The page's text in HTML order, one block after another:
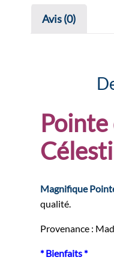
Avis (0)
Pointe
Magnifique
qualité.
Provenance :
* Bienfaits *